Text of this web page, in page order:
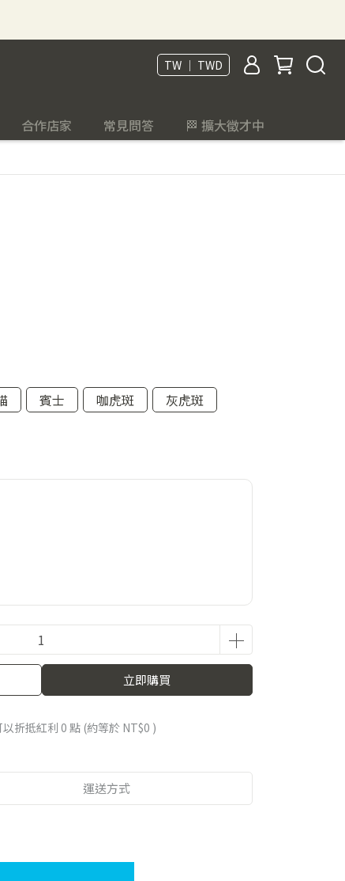
TW ｜ TWD
合作店家 常見問答 🏁 擴大徵才中
賓士 咖虎斑
灰虎斑
需贈品請備註）
立即購買
以折抵紅利0 點 (約等於 NT$0 )
運送方式